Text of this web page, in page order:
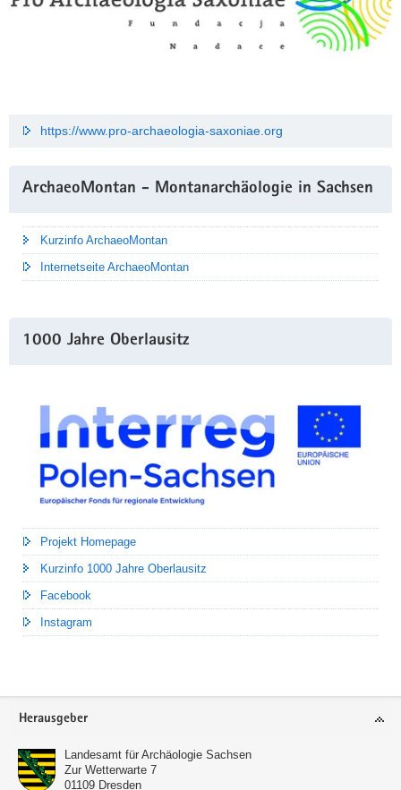
https://www.pro-archaeologia-saxoniae.org
ArchaeoMontan - Montanarchäologie in Sachsen
Kurzinfo ArchaeoMontan
Internetseite ArchaeoMontan
1000 Jahre Oberlausitz
Projekt Homepage
Kurzinfo 1000 Jahre Oberlausitz
Facebook
Instagram
Footer-
Herausgeber
Landesamt für Archäologie Sachsen
Zur Wetterwarte 7
01109 Dresden